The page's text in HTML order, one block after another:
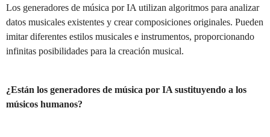
Los generadores de música por IA utilizan algoritmos para analizar
datos musicales existentes y crear composiciones originales. Pueden
imitar diferentes estilos musicales e instrumentos, proporcionando
infinitas posibilidades para la creación musical.
¿Están los generadores de música por IA sustituyendo a los
músicos humanos?